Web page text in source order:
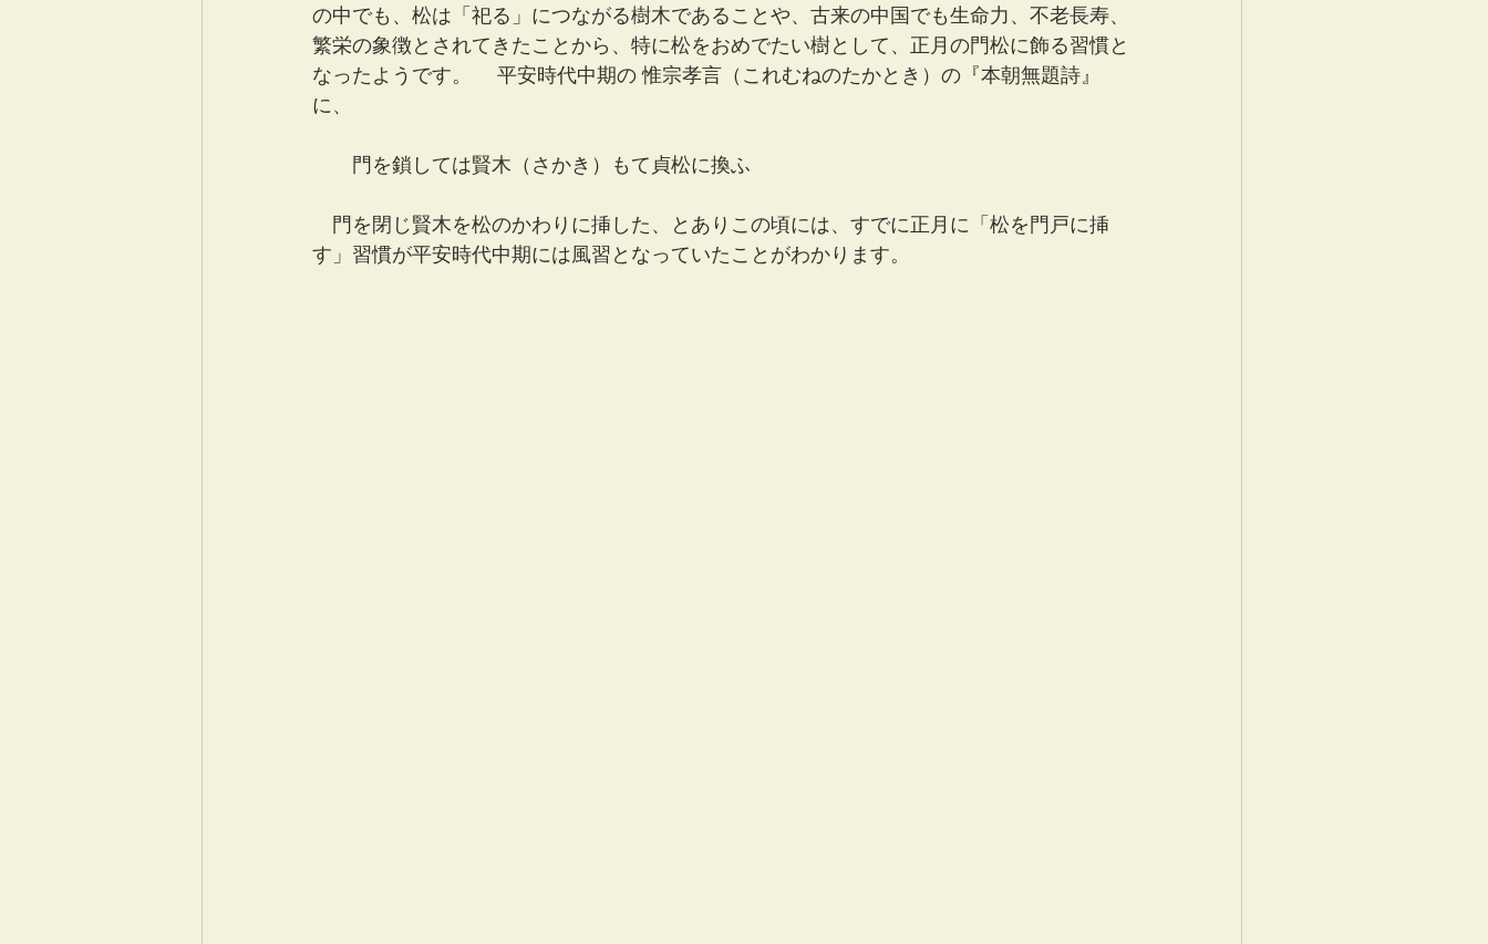
の中でも、松は「祀る」につながる樹木であることや、古来の中国でも生命力、不老長寿、
繁栄の象徴とされてきたことから、特に松をおめでたい樹として、正月の門松に飾る習慣と
なったようです。 　平安時代中期の 惟宗孝言（これむねのたかとき）の『本朝無題詩』
に、
門を鎖しては賢木（さかき）もて貞松に換ふ
門を閉じ賢木を松のかわりに挿した、とありこの頃には、すでに正月に「松を門戸に挿
す」習慣が平安時代中期には風習となっていたことがわかります。